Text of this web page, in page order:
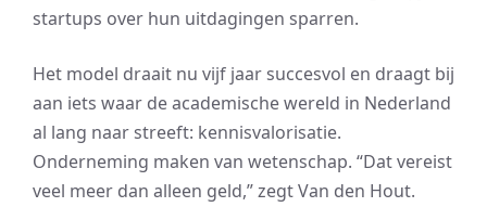
startups over hun uitdagingen sparren.
Het model draait nu vijf jaar succesvol en draagt bij
aan iets waar de academische wereld in Nederland
al lang naar streeft: kennisvalorisatie.
Onderneming maken van wetenschap. “Dat vereist
veel meer dan alleen geld,” zegt Van den Hout.